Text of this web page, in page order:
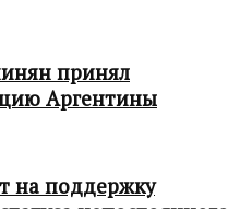
принял
Аргентины
на поддержку